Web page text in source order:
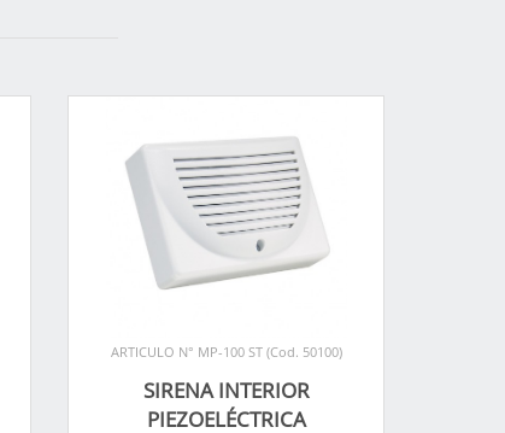
ARTICULO N° MP-100 ST (Cod. 50100)
SIRENA INTERIOR
PIEZOELÉCTRICA